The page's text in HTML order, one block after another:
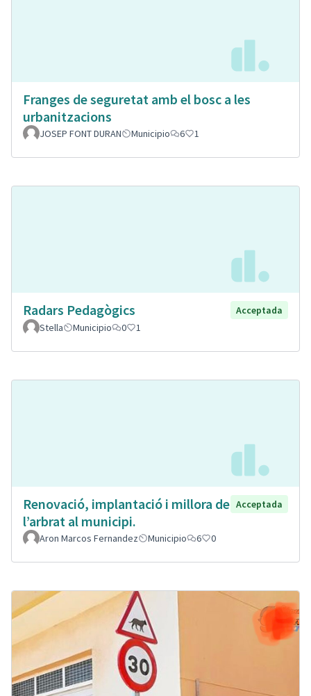
Franges de seguretat amb el bosc a les
urbanitzacions
JOSEP FONT DURAN Municipio 6 1
Radars Pedagògics
Acceptada
Stella
Municipio 0 1
Renovació, implantació i millora de
l’arbrat al municipi.
Acceptada
Aron Marcos Fernandez Municipio 6 0